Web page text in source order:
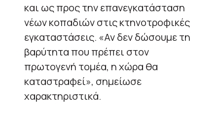
και ως προς την επανεγκατάσταση
νέων κοπαδιών στις κτηνοτροφικές
εγκαταστάσεις. «Αν δεν δώσουμε τη
βαρύτητα που πρέπει στον
πρωτογενή τομέα, η χώρα θα
καταστραφεί», σημείωσε
χαρακτηριστικά.